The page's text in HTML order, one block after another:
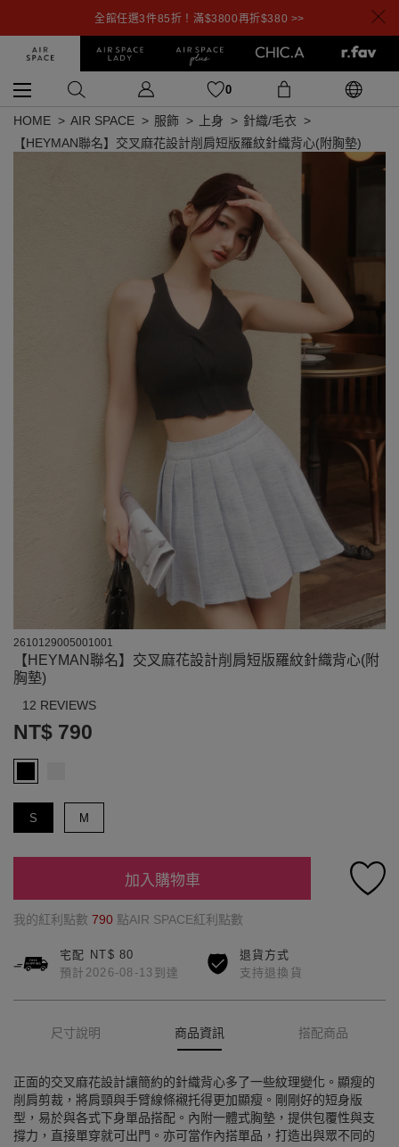
全館任選3件85折！滿$3800再折$380 >>
0
HOME AIR SPACE 服飾 上身
針織/毛衣
【HEYMAN聯名】交叉麻花設計削肩短版羅紋針織背心(附胸墊)
2610129005001001
【HEYMAN聯名】交叉麻花設計削肩短版羅紋針織背心(附
胸墊)
12 REVIEWS
NT$ 790
S M
加入購物車
我的紅利點數 790 點AIR SPACE紅利點數
宅配 NT$ 80
預計2026-08-13到達
退貨方式
支持退換貨
尺寸說明 商品資訊 搭配商品
正面的交叉麻花設計讓簡約的針織背心多了一些紋理變化。顯瘦的
削肩剪裁，將肩頸與手臂線條襯托得更加顯瘦。剛剛好的短身版
型，易於與各式下身單品搭配。內附一體式胸墊，提供包覆性與支
撐力，直接單穿就可出門。亦可當作內搭單品，打造出與眾不同的